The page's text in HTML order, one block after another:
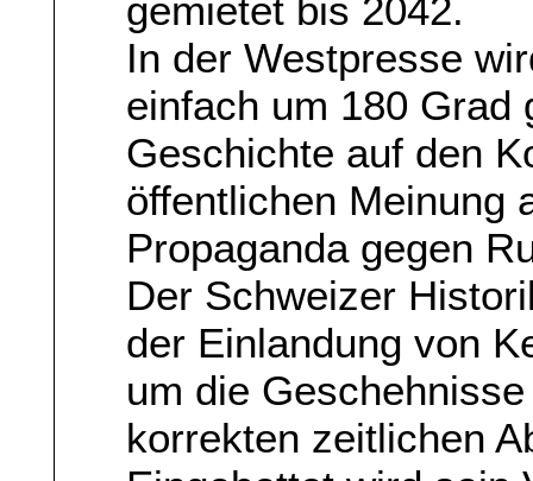
gemietet bis 2042.
In der Westpresse
einfach um 180 Grad
Geschichte auf den
öffentlichen Meinung
Propaganda gegen
Der Schweizer
der Einlandung von
um die
korrekten zeitlichen